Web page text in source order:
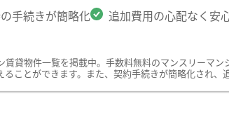
手続きが簡略化 追加費用の心配なく安
貸物件一覧を掲載中。手数料無料のマンスリーマ
ことができます。また、契約手続きが簡略化され、